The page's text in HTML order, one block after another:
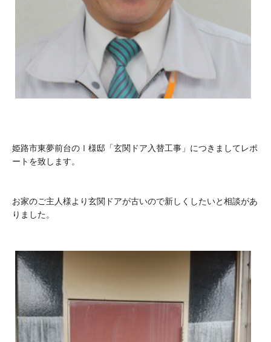
姫路市東夢前台のⅠ様邸「玄関ドア入替工事」につきましてレポ
ートを致します。
お家のご主人様より玄関ドアが古いので新しくしたいと相談があ
りました。